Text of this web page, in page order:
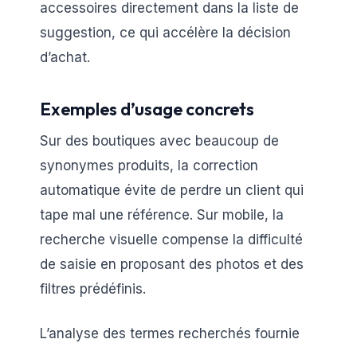
accessoires directement dans la liste de
suggestion, ce qui accélère la décision
d’achat.
Exemples d’usage concrets
Sur des boutiques avec beaucoup de
synonymes produits, la correction
automatique évite de perdre un client qui
tape mal une référence. Sur mobile, la
recherche visuelle compense la difficulté
de saisie en proposant des photos et des
filtres prédéfinis.
L’analyse des termes recherchés fournie